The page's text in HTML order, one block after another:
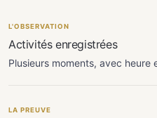
L'OBSERVATION
Activités enregistrées
Plusieurs moments, avec heure
LA PREUVE